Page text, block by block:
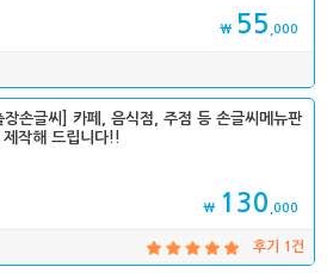
₩ 55 ,000
장손글씨] 카페, 음식점, 주점 등 손글씨메뉴판
제작해 드립니다!!
₩ 130 ,000
후기 1건